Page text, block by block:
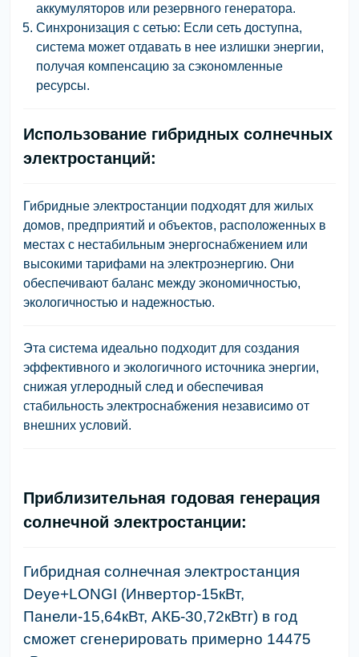
аккумуляторов или резервного генератора.
Синхронизация с сетью: Если сеть доступна,
система может отдавать в нее излишки энергии,
получая компенсацию за сэкономленные
ресурсы.
Использование гибридных солнечных
электростанций:
Гибридные электростанции подходят для жилых
домов, предприятий и объектов, расположенных в
местах с нестабильным энергоснабжением или
высокими тарифами на электроэнергию. Они
обеспечивают баланс между экономичностью,
экологичностью и надежностью.
Эта система идеально подходит для создания
эффективного и экологичного источника энергии,
снижая углеродный след и обеспечивая
стабильность электроснабжения независимо от
внешних условий.
Приблизительная годовая генерация
солнечной электростанции:
Гибридная солнечная электростанция
Deye+LONGI (Инвертор-15кВт,
Панели-15,64кВт, АКБ-30,72кВтг) в год
сможет сгенерировать примерно 14475